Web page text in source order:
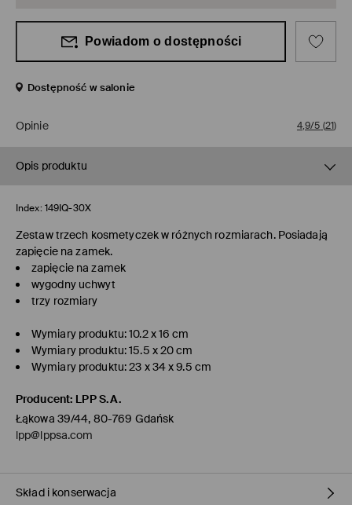
Powiadom o dostępności
Dostępność w salonie
Opinie 4,9/5 (21)
Opis produktu
Index: 149IQ-30X
Zestaw trzech kosmetyczek w różnych rozmiarach. Posiadają
zapięcie na zamek.
zapięcie na zamek
wygodny uchwyt
trzy rozmiary
Wymiary produktu: 10.2 x 16 cm
Wymiary produktu: 15.5 x 20 cm
Wymiary produktu: 23 x 34 x 9.5 cm
Producent: LPP S.A.
Łąkowa 39/44, 80-769 Gdańsk
lpp@lppsa.com
Skład i konserwacja